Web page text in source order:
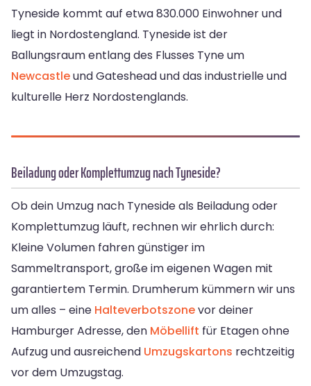
Tyneside kommt auf etwa 830.000 Einwohner und
liegt in Nordostengland. Tyneside ist der
Ballungsraum entlang des Flusses Tyne um
Newcastleund Gateshead und das industrielle und
kulturelle Herz Nordostenglands.
Beiladung oder Komplettumzug nach Tyneside?
Ob dein Umzug nach Tyneside als Beiladung oder
Komplettumzug läuft, rechnen wir ehrlich durch:
Kleine Volumen fahren günstiger im
Sammeltransport, große im eigenen Wagen mit
garantiertem Termin. Drumherum kümmern wir uns
um alles – eine Halteverbotszonevor deiner
Hamburger Adresse, den Möbellift für Etagen ohne
Aufzug und ausreichend Umzugskartons rechtzeitig
vor dem Umzugstag.